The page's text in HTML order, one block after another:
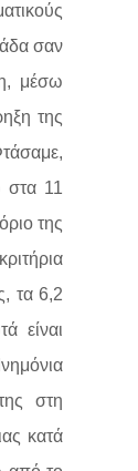
σαν
μέσω
της
στα 11
της
τα 6,2
είναι
στη
κατά